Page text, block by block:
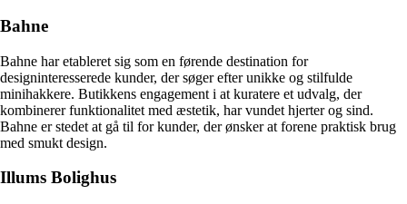
Bahne
Bahne har etableret sig som en førende destination for
designinteresserede kunder, der søger efter unikke og stilfulde
minihakkere. Butikkens engagement i at kuratere et udvalg, der
kombinerer funktionalitet med æstetik, har vundet hjerter og sind.
Bahne er stedet at gå til for kunder, der ønsker at forene praktisk brug
med smukt design.
Illums Bolighus